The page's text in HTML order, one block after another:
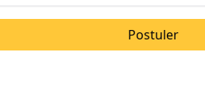
Postuler